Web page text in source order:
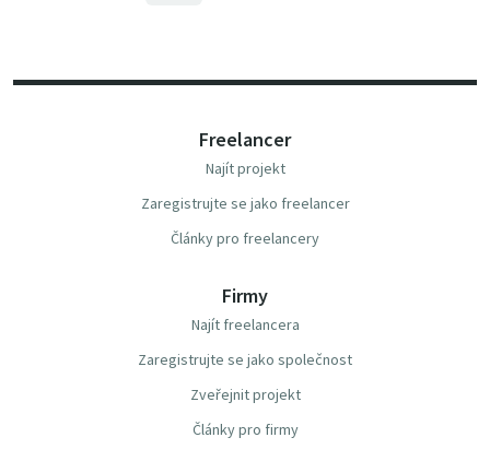
Freelancer
Najít projekt
Zaregistrujte se jako freelancer
Články pro freelancery
Firmy
Najít freelancera
Zaregistrujte se jako společnost
Zveřejnit projekt
Články pro firmy